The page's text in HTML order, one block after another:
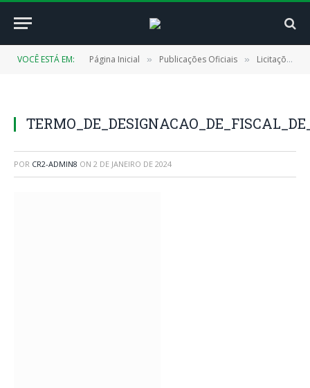
VOCÊ ESTÁ EM: Página Inicial » Publicações Oficiais » Licitações
POR CR2-ADMIN8 ON 2 DE JANEIRO DE 2024